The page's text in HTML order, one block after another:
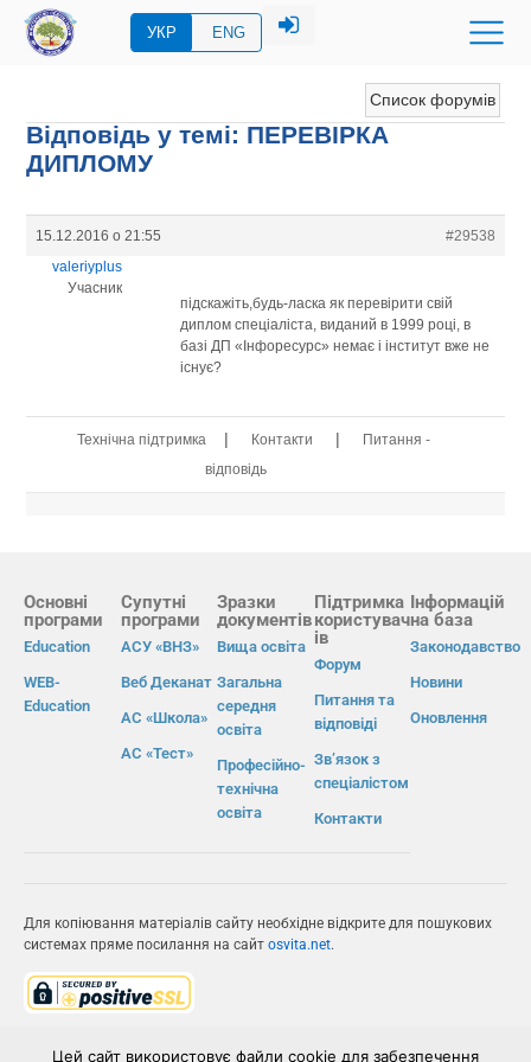
УКР ENG
Список форумів
Відповідь у темі: ПЕРЕВIРКА
ДИПЛОМУ
15.12.2016 о 21:55
#29538
valeriyplus
Учасник
підскажіть,будь-ласка як перевірити свій
диплом спеціаліста, виданий в 1999 році, в
базі ДП «Інфоресурс» немає і інститут вже не
існує?
Технічна підтримка | Контакти |
Питання -
відповідь
Основні
програми
Education
WEB-
Education
Супутні
програми
АСУ «ВНЗ»
Веб Деканат
АС «Школа»
АС «Тест»
Зразки
документів
Вища освіта
Загальна
середня
освіта
Професійно-
технічна
освіта
Підтримка
користувач
ів
Форум
Питання та
відповіді
Зв’язок з
спеціалістом
Контакти
Інформацій
на база
Законодавство
Новини
Оновлення
Для копіювання матеріалів сайту необхідне відкрите для пошукових
системах пряме посилання на сайт osvita.net.
Цей сайт використовує файли cookie для забезпечення